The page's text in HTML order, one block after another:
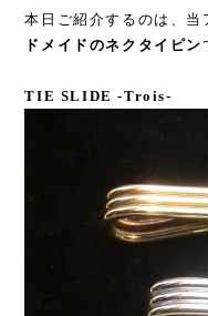
本日ご紹介するのは、
ドメイドのネクタイピン
TIE SLIDE -Trois-